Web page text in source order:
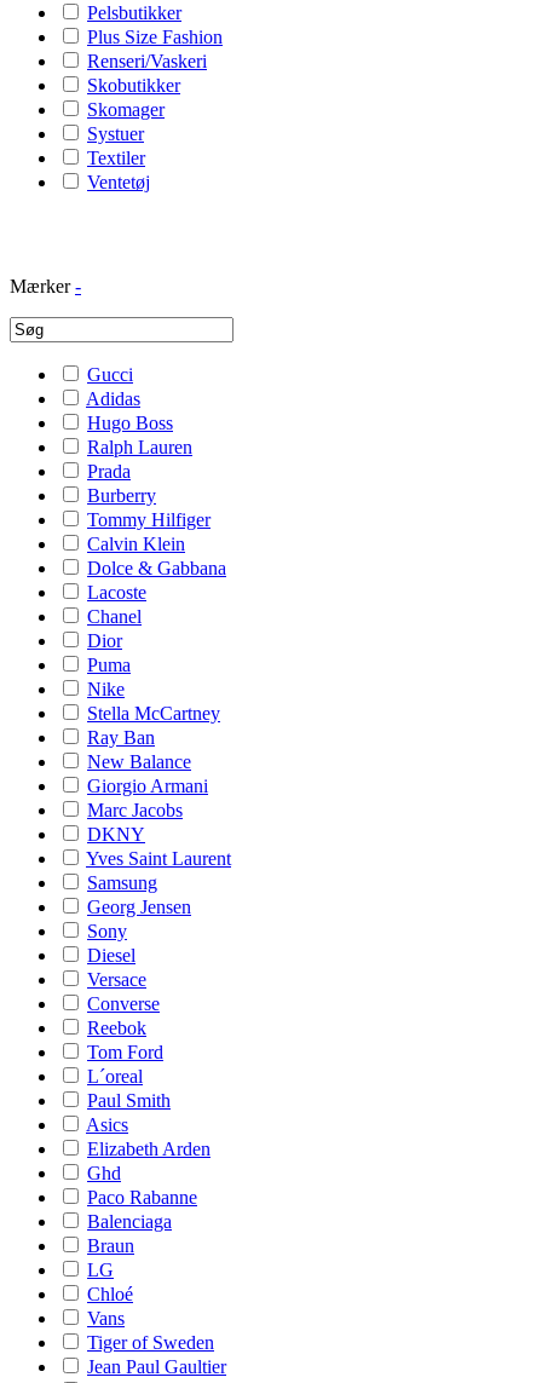
Pelsbutikker
Plus Size Fashion
Renseri/Vaskeri
Skobutikker
Skomager
Systuer
Textiler
Ventetøj
Mærker -
Gucci
Adidas
Hugo Boss
Ralph Lauren
Prada
Burberry
Tommy Hilfiger
Calvin Klein
Dolce & Gabbana
Lacoste
Chanel
Dior
Puma
Nike
Stella McCartney
Ray Ban
New Balance
Giorgio Armani
Marc Jacobs
DKNY
Yves Saint Laurent
Samsung
Georg Jensen
Sony
Diesel
Versace
Converse
Reebok
Tom Ford
L´oreal
Paul Smith
Asics
Elizabeth Arden
Ghd
Paco Rabanne
Balenciaga
Braun
LG
Chloé
Vans
Tiger of Sweden
Jean Paul Gaultier